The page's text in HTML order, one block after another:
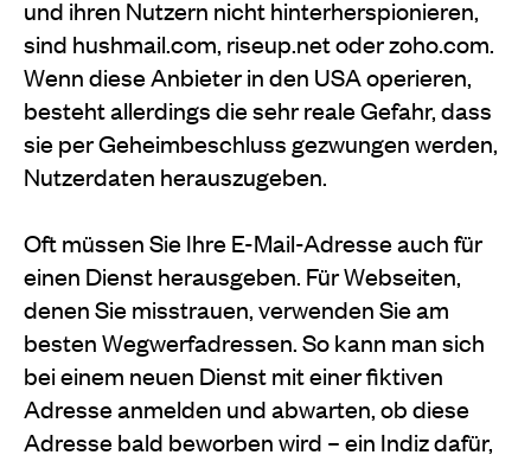
und ihren Nutzern nicht hinterherspionieren,
sind hushmail.com, riseup.net oder zoho.com.
Wenn diese Anbieter in den USA operieren,
besteht allerdings die sehr reale Gefahr, dass
sie per Geheimbeschluss gezwungen werden,
Nutzerdaten herauszugeben.
Oft müssen Sie Ihre E-Mail-Adresse auch für
einen Dienst herausgeben. Für Webseiten,
denen Sie misstrauen, verwenden Sie am
besten Wegwerfadressen. So kann man sich
bei einem neuen Dienst mit einer fiktiven
Adresse anmelden und abwarten, ob diese
Adresse bald beworben wird – ein Indiz dafür,